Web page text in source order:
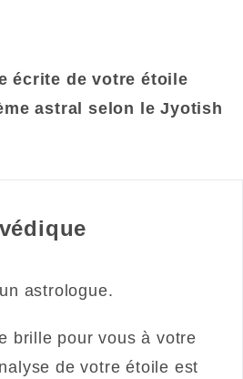
écrite de votre étoile
astral selon le Jyotish
astrologue.
brille pour vous à votre
de votre étoile est